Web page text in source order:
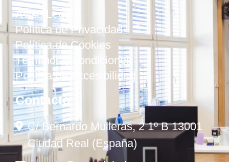
Aviso Legal
Política de Privacidad
Política de Cookies
Términos y condiciones
Política de Accesibilidad
Contacto
C/ Bernardo Mulleras, 2 1º B 13001
Ciudad Real (España)